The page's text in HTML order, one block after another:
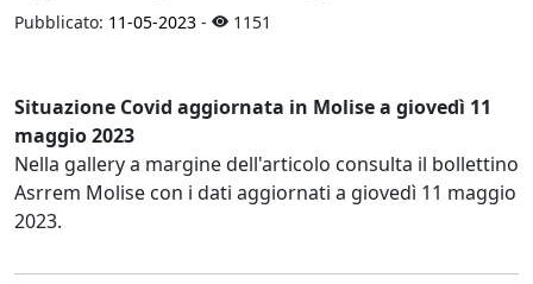
Pubblicato: 11-05-2023 - 1151
Situazione Covid aggiornata in Molise a giovedì 11
maggio 2023
Nella gallery a margine dell'articolo consulta il bollettino
Asrrem Molise con i dati aggiornati a giovedì 11 maggio
2023.